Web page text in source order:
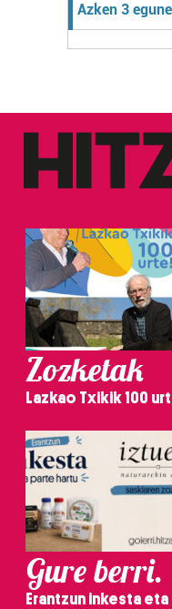
Azken 3
Zozketak
Lazkao Txikik 100
Gure berri.
Erantzun inkesta eta